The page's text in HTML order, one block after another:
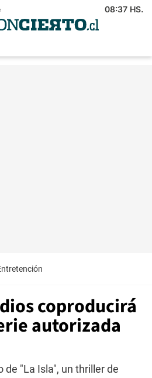
08:37 HS.
coproducirá
autorizada
de "La Isla", un thriller de